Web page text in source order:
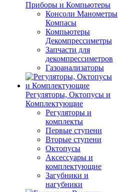
Приборы и Компьютеры
Консоли Манометры
Компасы
Компьютеры
Декомпрессиметры
Запчасти для
декомпрессиметров
Газоанализаторы
Регуляторы, Октопусы и
Комплектующие
Регуляторы и
комплекты
Первые ступени
Вторые ступени
Октопусы
Аксессуары и
комплектующие
Загубники и
нагубники